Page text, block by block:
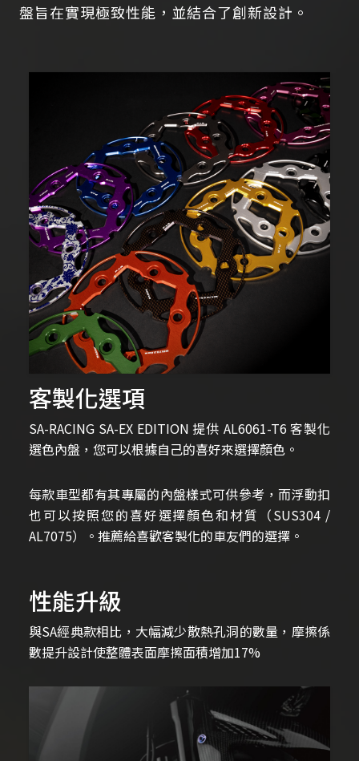
盤旨在實現極致性能，並結合了創新設計。
客製化選項
SA-RACING SA-EX EDITION 提供 AL6061-T6 客製化
選色內盤，您可以根據自己的喜好來選擇顏色。
每款車型都有其專屬的內盤樣式可供參考，而浮動扣
也可以按照您的喜好選擇顏色和材質（SUS304 /
AL7075）。推薦給喜歡客製化的車友們的選擇。
性能升級
與SA經典款相比，大幅減少散熱孔洞的數量，摩擦係
數提升設計使整體表面摩擦面積增加17%